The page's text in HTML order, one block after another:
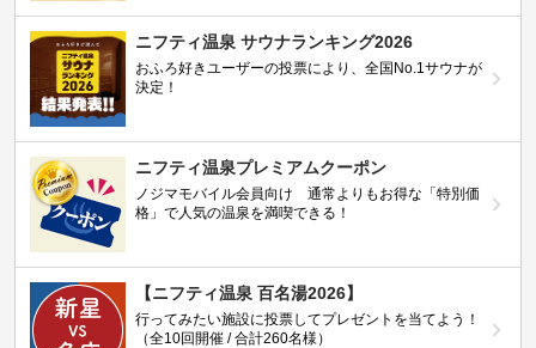
ニフティ温泉 サウナランキング2026
おふろ好きユーザーの投票により、全国No.1サウナが
決定！
ニフティ温泉プレミアムクーポン
ノジマモバイル会員向け 通常よりもお得な「特別価
格」で人気の温泉を満喫できる！
【ニフティ温泉 百名湯2026】
行ってみたい施設に投票してプレゼントを当てよう！
（全10回開催 / 合計260名様）